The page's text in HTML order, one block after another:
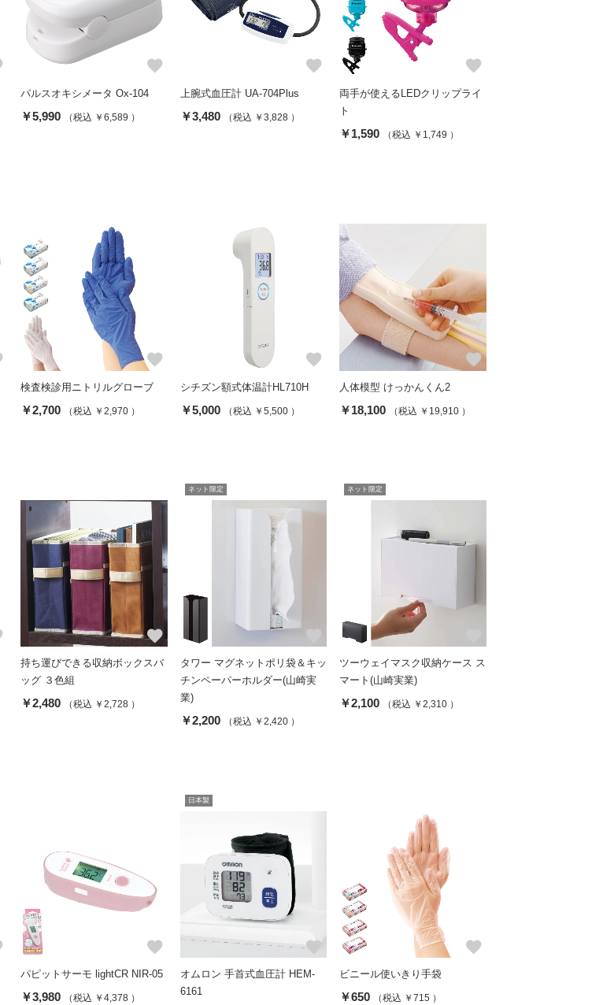
favorite
パルスオキシメータ Ox-104
￥5,990 （税込 ￥6,589 ）
favorite
上腕式血圧計 UA-704Plus
￥3,480 （税込 ￥3,828 ）
favorite
両手が使えるLEDクリップライ
ト
￥1,590 （税込 ￥1,749 ）
favorite
検査検診用ニトリルグローブ
￥2,700 （税込 ￥2,970 ）
favorite
シチズン額式体温計HL710H
￥5,000 （税込 ￥5,500 ）
favorite
人体模型 けっかんくん2
￥18,100 （税込 ￥19,910 ）
favorite
持ち運びできる収納ボックスバ
ッグ ３色組
￥2,480 （税込 ￥2,728 ）
ネット限定
タワー マグネットポリ袋＆キッ
チンペーパーホルダー(山崎実
業)
￥2,200 （税込 ￥2,420 ）
ネット限定
ツーウェイマスク収納ケース ス
マート(山崎実業)
￥2,100 （税込 ￥2,310 ）
favorite
パピットサーモ lightCR NIR-05
￥3,980 （税込 ￥4,378 ）
日本製
favorite
オムロン 手首式血圧計 HEM-
6161
favorite
ビニール使いきり手袋
￥650 （税込 ￥715 ）